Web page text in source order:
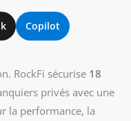
Copilot
RockFi sécurise 18
privés avec une
la performance, la